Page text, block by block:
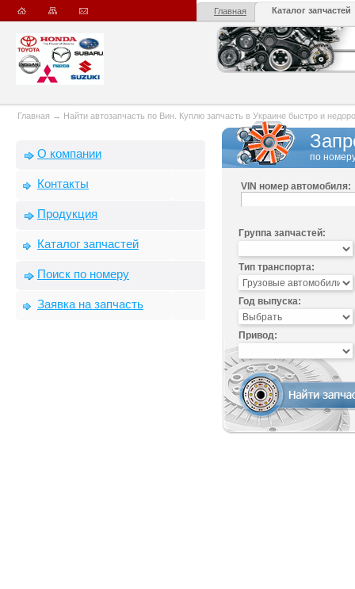
Главная Каталог запчастей
Главная → Найти автозапчасть по Вин. Куплю запчасть в Украине быстро и
О компании
Контакты
Продукция
Каталог запчастей
Поиск по номеру
Заявка на запчасть
по
VIN номер автомобиля:
Группа запчастей:
Тип транспорта:
Год выпуска:
Привод: